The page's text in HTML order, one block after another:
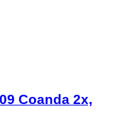
Coanda 2x,